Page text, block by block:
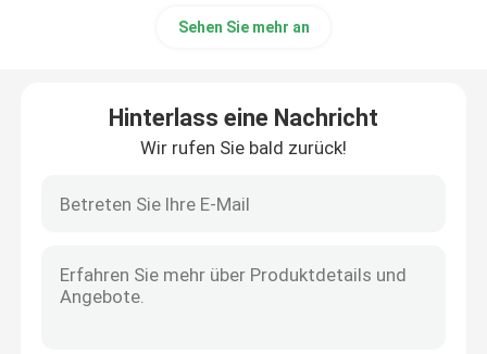
Kontakt mit uns
Bitte um ein Angebot
Hoher Hartnäckigkeits-Polyester-Faden
Sehen Sie mehr an
Hinterlass eine Nachricht
Wir rufen Sie bald zurück!